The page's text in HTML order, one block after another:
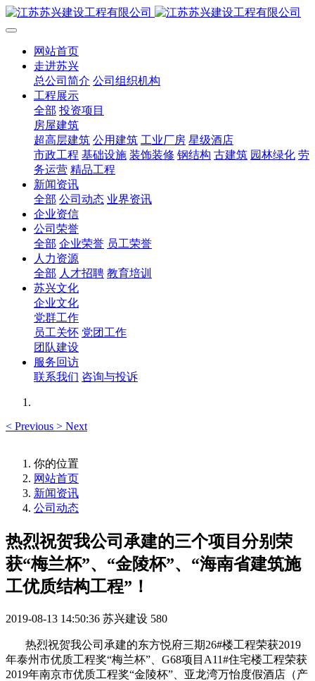
网站首页
走进苏兴
总公司简介 公司组织机构
工程展示
全部 投资项目
房屋建筑
超高层建筑 公用建筑 工业厂房 星级酒店
市政工程 基础设施 装饰装修 钢结构 古建筑 园林绿化 劳
务运营 精品工程
新闻资讯
全部 公司动态 业界资讯
企业资信
公司荣誉
全部 企业荣誉 员工荣誉
人力资源
全部 人才招聘 教育培训
苏兴文化
企业文化
党群工作
员工关怀 党团工作
团队建设
服务回访
联系我们 咨询与投诉
< Previous > Next
你的位置
网站首页
新闻资讯
公司动态
热烈祝贺我公司承建的三个项目分别荣
获“梅兰杯”、“金陵杯”、“海南省建筑施
工优质结构工程”！
2019-08-13 14:50:36 苏兴建设 580
热烈祝贺我公司承建的东方悦府三期26#楼工程荣获2019
年泰州市优质工程奖“梅兰杯”、G68项目A11#住宅楼工程荣获
2019年南京市优质工程奖“金陵杯”、亚龙湾万怡度假酒店（产